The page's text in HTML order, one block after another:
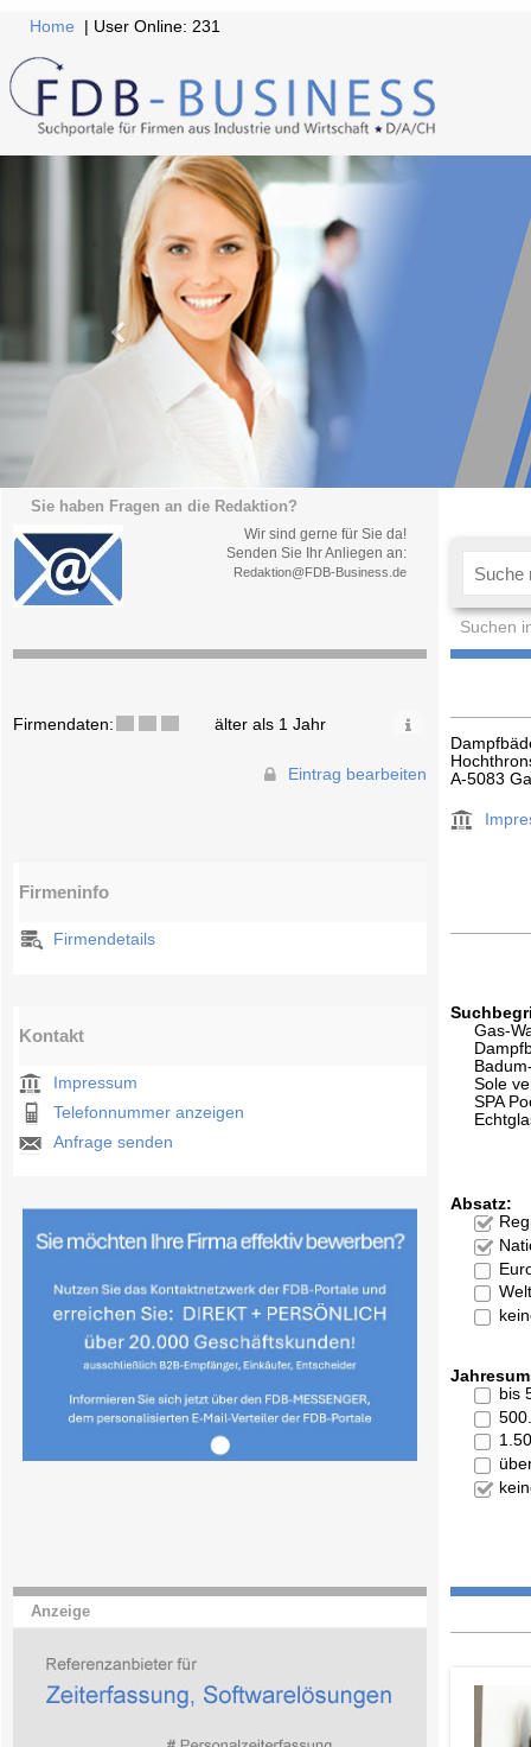
Home | User Online: 231
Sie haben Fragen an die Redaktion?
Wir sind gerne für Sie da!
Senden Sie Ihr Anliegen an:
Redaktion@FDB-Business.de
Suchen
Firmendaten: älter als 1 Jahr
Eintrag bearbeiten
Firmeninfo
Firmendetails
Kontakt
Impressum
Telefonnummer anzeigen
Anfrage senden
Anzeige
A-5083
Gas-
Sole
SPA
Absatz:
bis